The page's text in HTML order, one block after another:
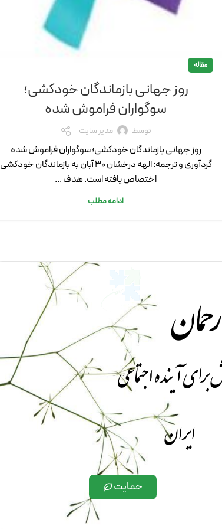
مقاله
روز جهانی بازماندگان خودکشی؛
سوگواران فراموش شده
توسط مدیر سایت
روز جهانی بازماندگان خودکشی؛ سوگواران فراموش شده
گردآوری و ترجمه: الهه درخشان 30 آبان به بازماندگان خودکشی
اختصاص یافته است. هدف ...
ادامه مطلب
رحمان
آینده اجتماعی
ایران
حمایت